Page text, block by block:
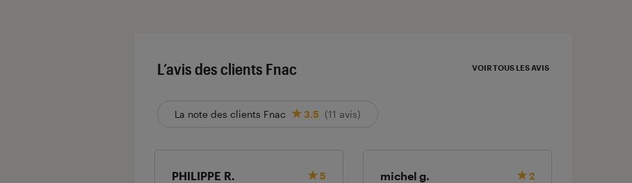
L’avis des clients Fnac VOIR TOUS LES AVIS
La note des clients Fnac 3.5 (11 avis)
PHILIPPE R.
5
michel g.
2